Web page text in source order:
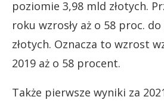
poziomie 3,98 mld złotych.
roku wzrosły aż o 58 proc.
złotych. Oznacza to wzrost
2019 aż o 58 procent.
Także pierwsze wyniki za